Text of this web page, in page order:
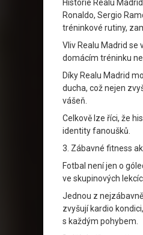
Historie Realu
Ronaldo, Sergio
tréninkové rutiny,
Vliv Realu Madrid se
domácím tréninku
Díky Realu Madrid
ducha, což nejen
vášeň.
Celkově lze říci, že
identity fanoušků.
3. Zábavné fitness
Fotbal není jen o
ve skupinových
Jednou z
zvyšují kardio
s každým pohybem.